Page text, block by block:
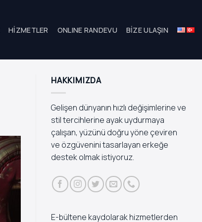
HIZMETLER ONLINE RANDEVU BIZE ULAŞIN
HAKKIMIZDA
Gelişen dünyanın hızlı değişimlerine ve
stil tercihlerine ayak uydurmaya
çalışan, yüzünü doğru yöne çeviren
ve özgüvenini tasarlayan erkeğe
destek olmak istiyoruz.
E-bültene kaydolarak hizmetlerden